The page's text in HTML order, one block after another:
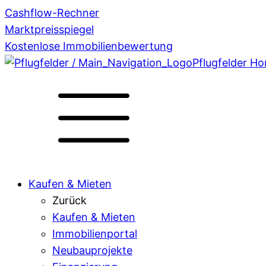
Cashflow-Rechner
Marktpreisspiegel
Kostenlose Immobilienbewertung
Pflugfelder
Kaufen & Mieten
Zurück
Kaufen & Mieten
Immobilienportal
Neubauprojekte